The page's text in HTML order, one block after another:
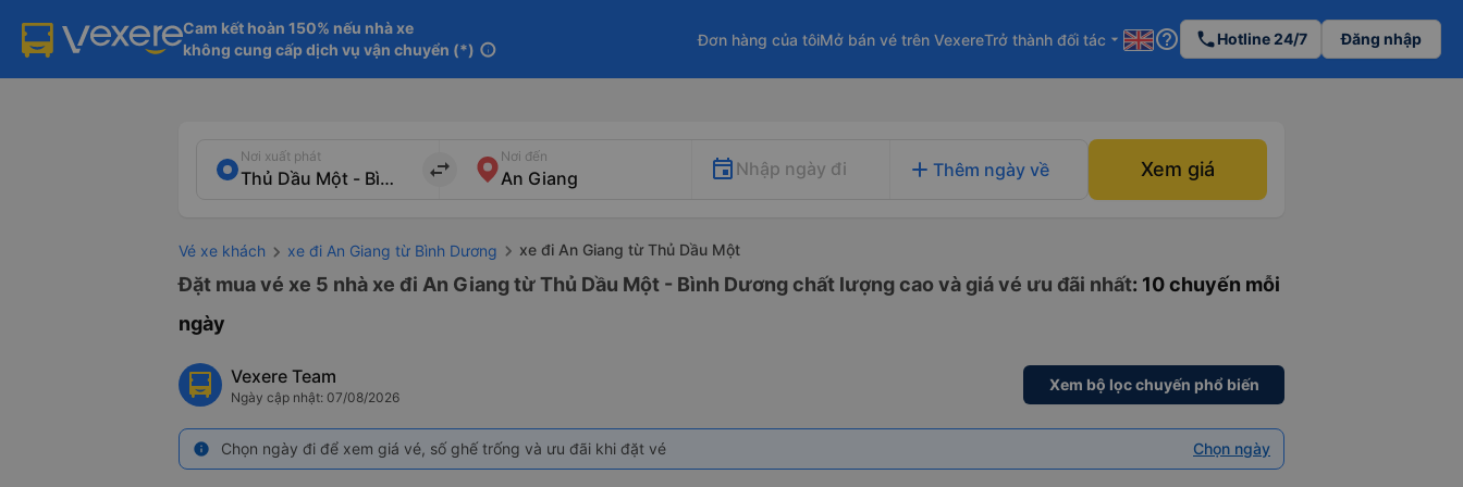
Cam kết hoàn 150% nếu nhà xe
không cung cấp dịch vụ vận chuyển (*) info
Đơn hàng của tôiMở bán vé trên VexereTrở thành đối tác arrow_drop_down help_outline phoneHotline 24/7 Đăng nhập
Nơi xuất phát
import_export
Nơi đến
Nhập ngày đi add Thêm ngày về Xem giá
Vé xe khách xe đi An Giang từ Bình Dương xe đi An Giang từ Thủ Dầu Một
Đặt mua vé xe 5 nhà xe đi An Giang từ Thủ Dầu Một - Bình Dương chất lượng cao và giá vé ưu đãi nhất: 10 chuyến mỗi
ngày
Vexere Team
Ngày cập nhật: 07/08/2026
Xem bộ lọc chuyến phổ biến
info Chọn ngày đi để xem giá vé, số ghế trống và ưu đãi khi đặt vé Chọn ngày